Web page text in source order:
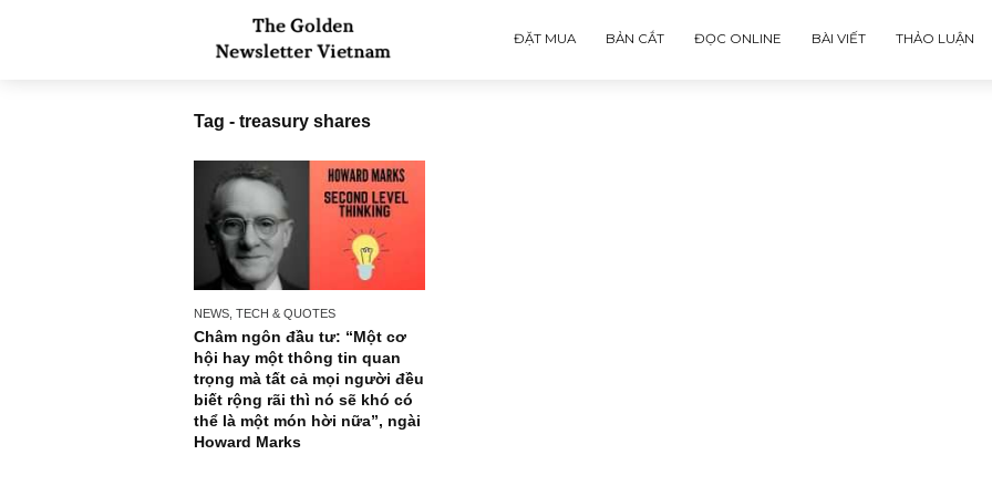
ĐẶT MUA BẢN CẮT ĐỌC ONLINE BÀI VIẾT
Tag - treasury shares
NEWS, TECH & QUOTES
Châm ngôn đầu tư: “Một cơ
hội hay một thông tin quan
trọng mà tất cả mọi người đều
biết rộng rãi thì nó sẽ khó có